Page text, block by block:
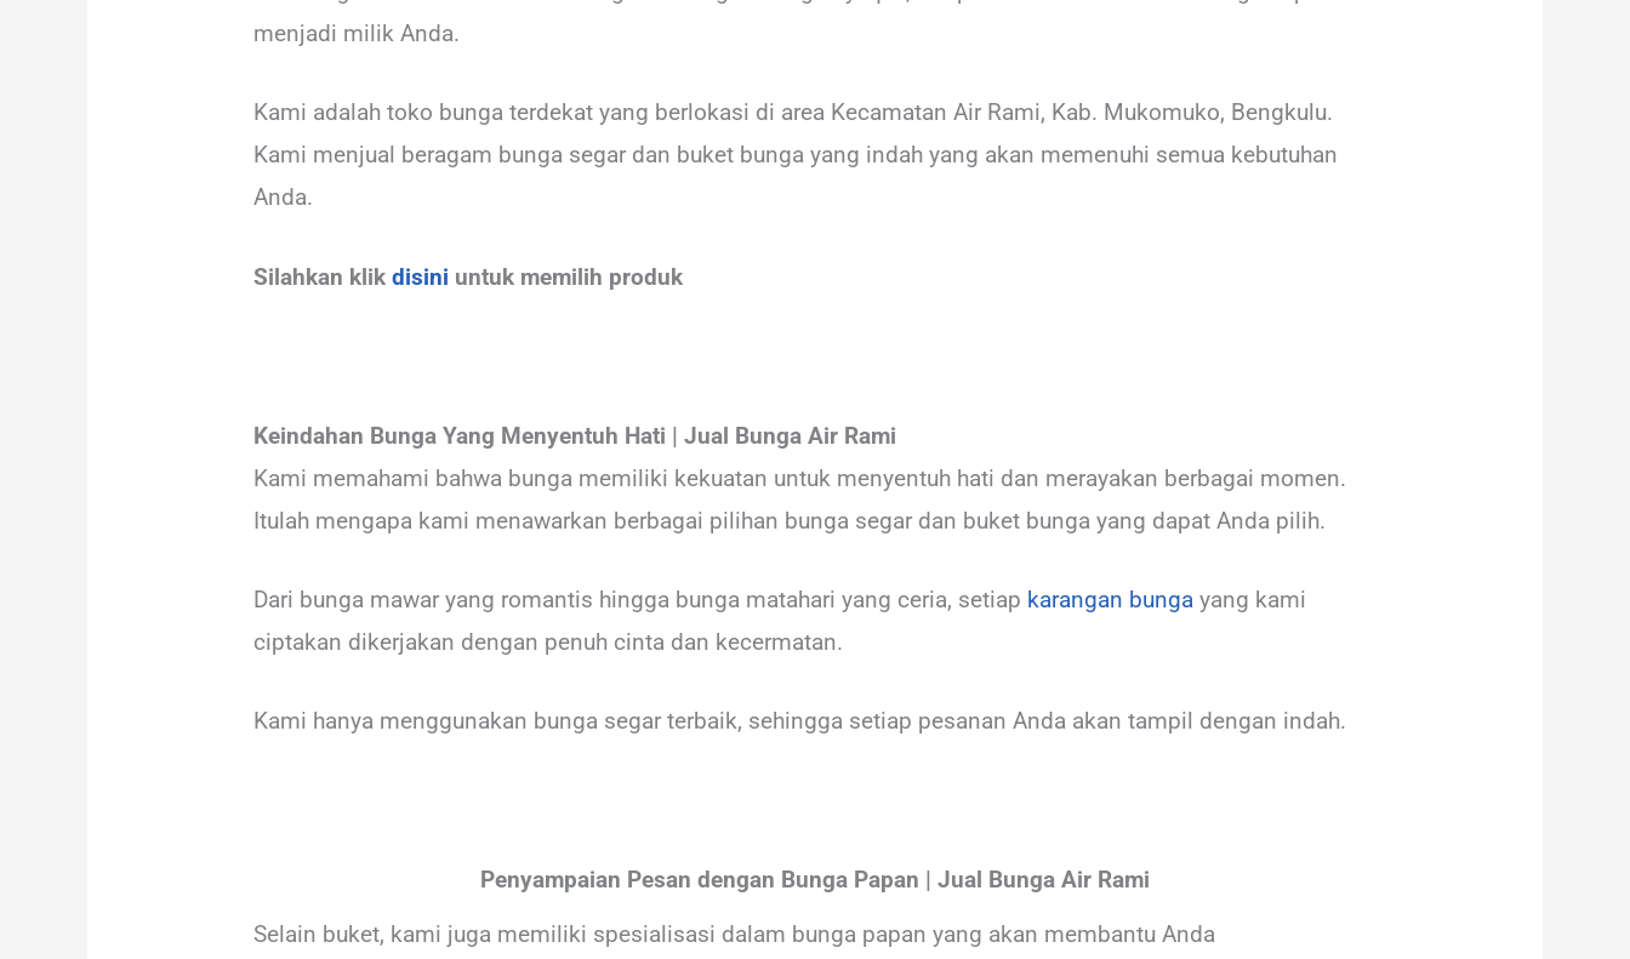
menjadi milik Anda.
Kami adalah toko bunga terdekat yang berlokasi di area Kecamatan Air Rami, Kab. Mukomuko, Bengkulu.
Kami menjual beragam bunga segar dan buket bunga yang indah yang akan memenuhi semua kebutuhan
Anda.
Silahkan klik disini untuk memilih produk
Keindahan Bunga Yang Menyentuh Hati | Jual Bunga Air Rami
Kami memahami bahwa bunga memiliki kekuatan untuk menyentuh hati dan merayakan berbagai momen.
Itulah mengapa kami menawarkan berbagai pilihan bunga segar dan buket bunga yang dapat Anda pilih.
Dari bunga mawar yang romantis hingga bunga matahari yang ceria, setiap karangan bungayang kami
ciptakan dikerjakan dengan penuh cinta dan kecermatan.
Kami hanya menggunakan bunga segar terbaik, sehingga setiap pesanan Anda akan tampil dengan indah.
Penyampaian Pesan dengan Bunga Papan | Jual Bunga Air Rami
Selain buket, kami juga memiliki spesialisasi dalam bunga papan yang akan membantu Anda